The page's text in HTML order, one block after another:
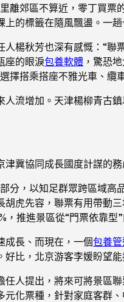
離郊區不算近，零丁買
上的標籤在隨風飄盪。一
人楊秋芳也深有感慨：“聯
座的眼淚包養軟體 ，驚恐
擇搭乘搭座不雅光車、
流增加。天津楊柳青古
冀協同成長國度計謀的
分，以知足群眾跨區域高
胡虎先容，聯票有用帶動
推進景區從“門票依靠型”
成長、而現在，一個包養
好比，北京游客李媛盼望
任人提出，將來可將景區
元化票種，針對家庭客群